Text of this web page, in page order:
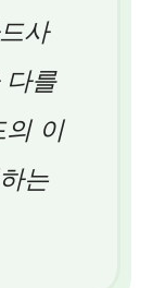
사
다를
의 이
는